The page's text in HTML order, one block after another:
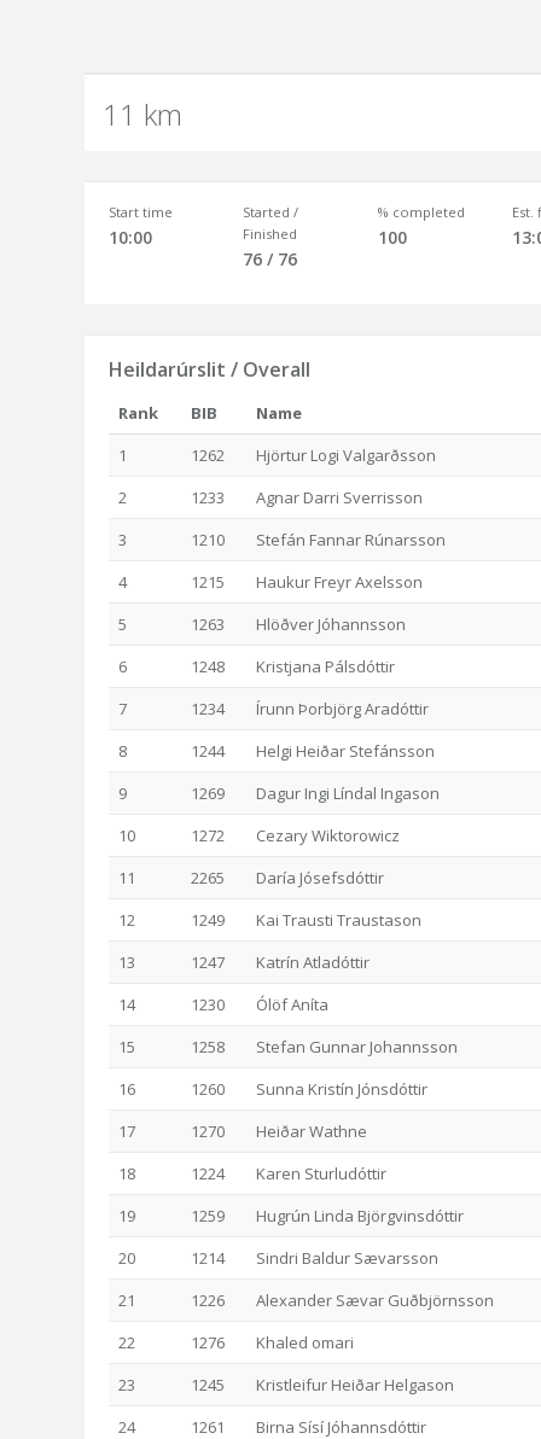
11 km
Start time
10:00
Started /
Finished
76 / 76
% completed
100
Est.
Heildarúrslit / Overall
Rank BIB
Name
1
1262
Hjörtur Logi Valgarðsson
2
1233
Agnar Darri Sverrisson
3
1210
Stefán Fannar Rúnarsson
4
1215
Haukur Freyr Axelsson
5
1263
Hlöðver Jóhannsson
6
1248
Kristjana Pálsdóttir
7
1234
Írunn Þorbjörg Aradóttir
8
1244
Helgi Heiðar Stefánsson
9
1269
Dagur Ingi Líndal Ingason
10
1272
Cezary Wiktorowicz
11
2265
Daría Jósefsdóttir
12
1249
Kai Trausti Traustason
13
1247
Katrín Atladóttir
14
1230
Ólöf Aníta
15
1258
Stefan Gunnar Johannsson
16
1260
Sunna Kristín Jónsdóttir
17
1270
Heiðar Wathne
18
1224
Karen Sturludóttir
19
1259
Hugrún Linda Björgvinsdóttir
20
1214
Sindri Baldur Sævarsson
21
1226
Alexander Sævar Guðbjörnsson
22
1276
Khaled omari
23
1245
Kristleifur Heiðar Helgason
24
1261
Birna Sísí Jóhannsdóttir